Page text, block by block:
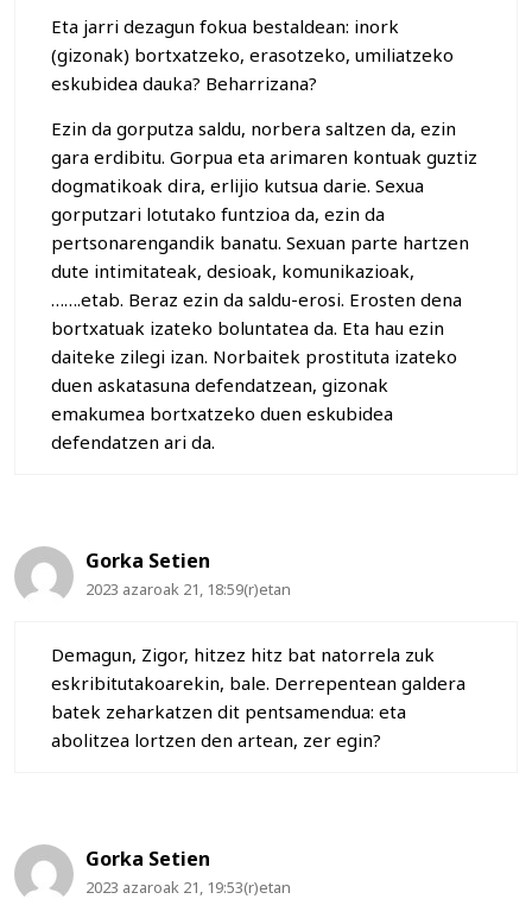
Eta jarri dezagun fokua bestaldean: inork
(gizonak) bortxatzeko, erasotzeko, umiliatzeko
eskubidea dauka? Beharrizana?
Ezin da gorputza saldu, norbera saltzen da, ezin
gara erdibitu. Gorpua eta arimaren kontuak guztiz
dogmatikoak dira, erlijio kutsua darie. Sexua
gorputzari lotutako funtzioa da, ezin da
pertsonarengandik banatu. Sexuan parte hartzen
dute intimitateak, desioak, komunikazioak,
…….etab. Beraz ezin da saldu-erosi. Erosten dena
bortxatuak izateko boluntatea da. Eta hau ezin
daiteke zilegi izan. Norbaitek prostituta izateko
duen askatasuna defendatzean, gizonak
emakumea bortxatzeko duen eskubidea
defendatzen ari da.
Gorka Setien
2023 azaroak 21, 18:59(r)etan
Demagun, Zigor, hitzez hitz bat natorrela zuk
eskribitutakoarekin, bale. Derrepentean galdera
batek zeharkatzen dit pentsamendua: eta
abolitzea lortzen den artean, zer egin?
Gorka Setien
2023 azaroak 21, 19:53(r)etan